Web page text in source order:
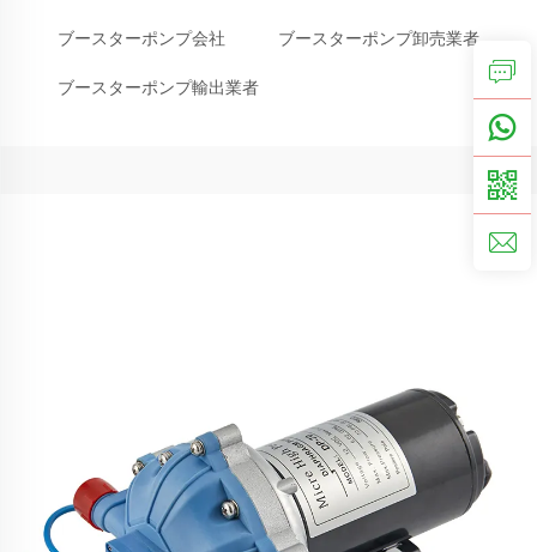
ブースターポンプ会社 ブースターポンプ卸売業者
ブースターポンプ輸出業者